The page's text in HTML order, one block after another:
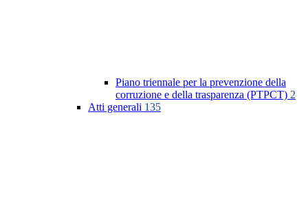
Piano triennale per la prevenzione della
corruzione e della trasparenza (PTPCT) 2
Atti generali 135